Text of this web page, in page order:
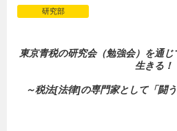
研究部
東京青税の研究会（勉強会）を通
生きる！
～税法[法律]の専門家として「闘